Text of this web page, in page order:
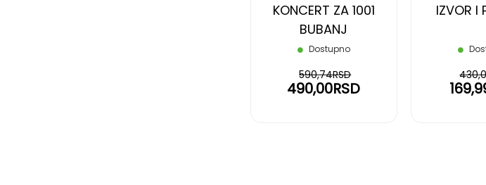
KONCERT ZA 1001
BUBANJ
Dostupno
490,00RSD
590,74RSD
IZVOR I